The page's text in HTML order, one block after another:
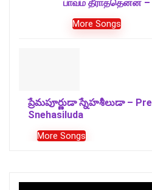
பாவம் தீராததென்ன –
More Songs
ప్రేమపూర్ణుడా స్నేహశీలుడా –
Snehasiluda
More Songs